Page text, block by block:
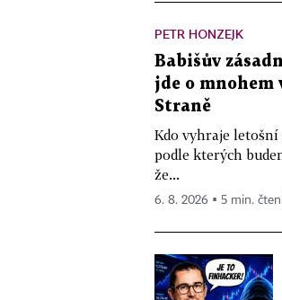
PETR HONZEJK
Babišův
jde o mnohem
Straně
Kdo vyhraje
podle kterých
že...
6. 8. 2026 ▪ 5 min.